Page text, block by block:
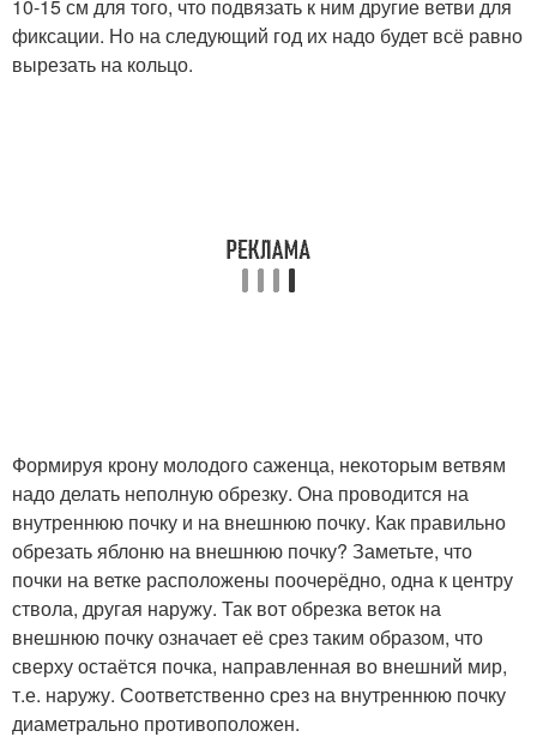
10-15 см для того, что подвязать к ним другие ветви для
фиксации. Но на следующий год их надо будет всё равно
вырезать на кольцо.
Формируя крону молодого саженца, некоторым ветвям
надо делать неполную обрезку. Она проводится на
внутреннюю почку и на внешнюю почку. Как правильно
обрезать яблоню на внешнюю почку? Заметьте, что
почки на ветке расположены поочерёдно, одна к центру
ствола, другая наружу. Так вот обрезка веток на
внешнюю почку означает её срез таким образом, что
сверху остаётся почка, направленная во внешний мир,
т.е. наружу. Соответственно срез на внутреннюю почку
диаметрально противоположен.